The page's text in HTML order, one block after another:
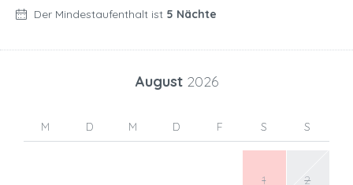
Der Mindestaufenthalt ist 5 Nächte
August 2026
M D M D F S S
1 2